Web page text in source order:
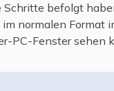
Schritte befolgt
normalen Format
PC-Fenster sehen